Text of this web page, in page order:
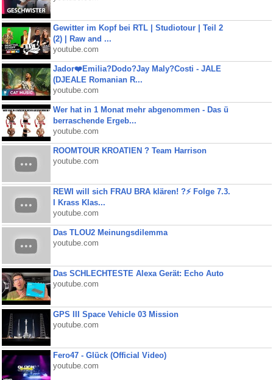
Gewitter im Kopf bei RTL | Studiotour | Teil 2
(2) | Raw and ...
youtube.com
Jador❤️Emilia?Dodo?Jay Maly?Costi - JALE
(DJEALE Romanian R...
youtube.com
Wer hat in 1 Monat mehr abgenommen - Das ü
berraschende Ergeb...
youtube.com
ROOMTOUR KROATIEN ? Team Harrison
youtube.com
REWI will sich FRAU BRA klären! ?⚡️ Folge 7.3.
I Krass Klas...
youtube.com
Das TLOU2 Meinungsdilemma
youtube.com
Das SCHLECHTESTE Alexa Gerät: Echo Auto
youtube.com
GPS III Space Vehicle 03 Mission
youtube.com
Fero47 - Glück (Official Video)
youtube.com